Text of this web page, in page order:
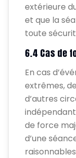
extérieure
et que la
toute
6.4 Cas de
En cas
extrêmes,
d’autres
de force
d’une